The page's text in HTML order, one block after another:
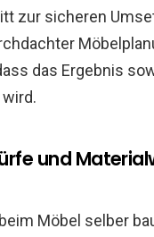
zur sicheren
das Ergebnis
und
Möbel selber